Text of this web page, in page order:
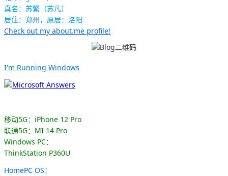
真名：苏繁（苏凡）
居住：郑州，原居：洛阳
Check out my about.me profile!
I'm Running Windows
移动5G：iPhone 12 Pro
联通5G：MI 14 Pro
Windows PC：
ThinkStation P360U
HomePC OS：